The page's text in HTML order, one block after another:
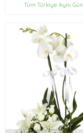
Tüm Türkiye Aynı Gün